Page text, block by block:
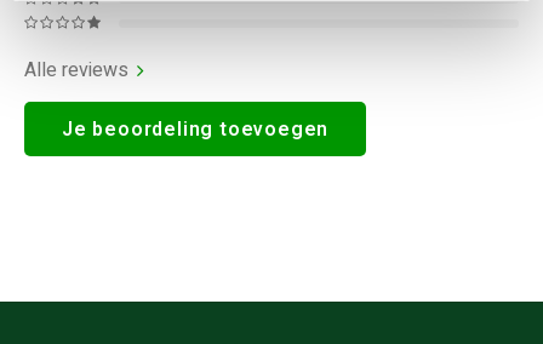
Alle reviews
Je beoordeling toevoegen